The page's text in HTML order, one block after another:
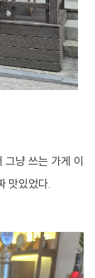
냥 쓰는 가게 이
맛있었다.